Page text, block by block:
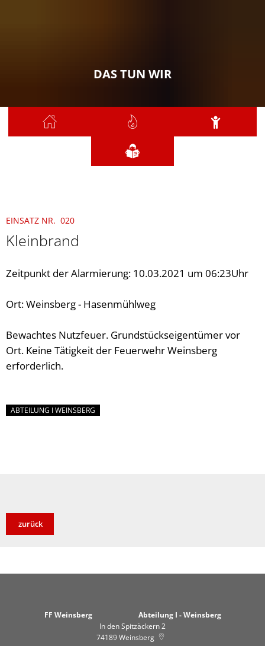
DAS TUN WIR
EINSATZ NR. 020
Kleinbrand
Zeitpunkt der Alarmierung: 10.03.2021 um 06:23Uhr
Ort: Weinsberg - Hasenmühlweg
Bewachtes Nutzfeuer. Grundstückseigentümer vor
Ort. Keine Tätigkeit der Feuerwehr Weinsberg
erforderlich.
ABTEILUNG I WEINSBERG
zurück
FF Weinsberg Abteilung I - Weinsberg
In den Spitzäckern 2
74189Weinsberg